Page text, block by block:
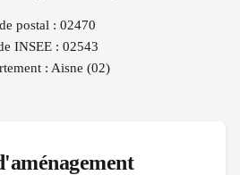
postal : 02470
INSEE : 02543
: Aisne (02)